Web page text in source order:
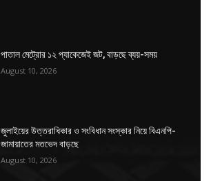
পাতাল মেট্রোর ১২ প্যাকেজেই জট, বাড়ছে ব্যয়-সময়
August 10, 2026
জুলাইয়ের উত্তরাধিকার ও সংবিধান সংস্কার নিয়ে বিএনপি-
জামায়াতের মতভেদ বাড়ছে
August 10, 2026